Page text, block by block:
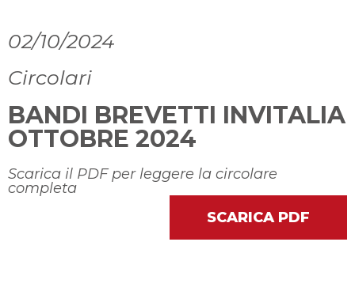
02/10/2024
Circolari
BANDI BREVETTI INVITALIA
OTTOBRE 2024
Scarica il PDF per leggere la circolare
completa
SCARICA PDF